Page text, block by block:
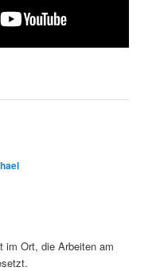
im Ort, die Arbeiten am